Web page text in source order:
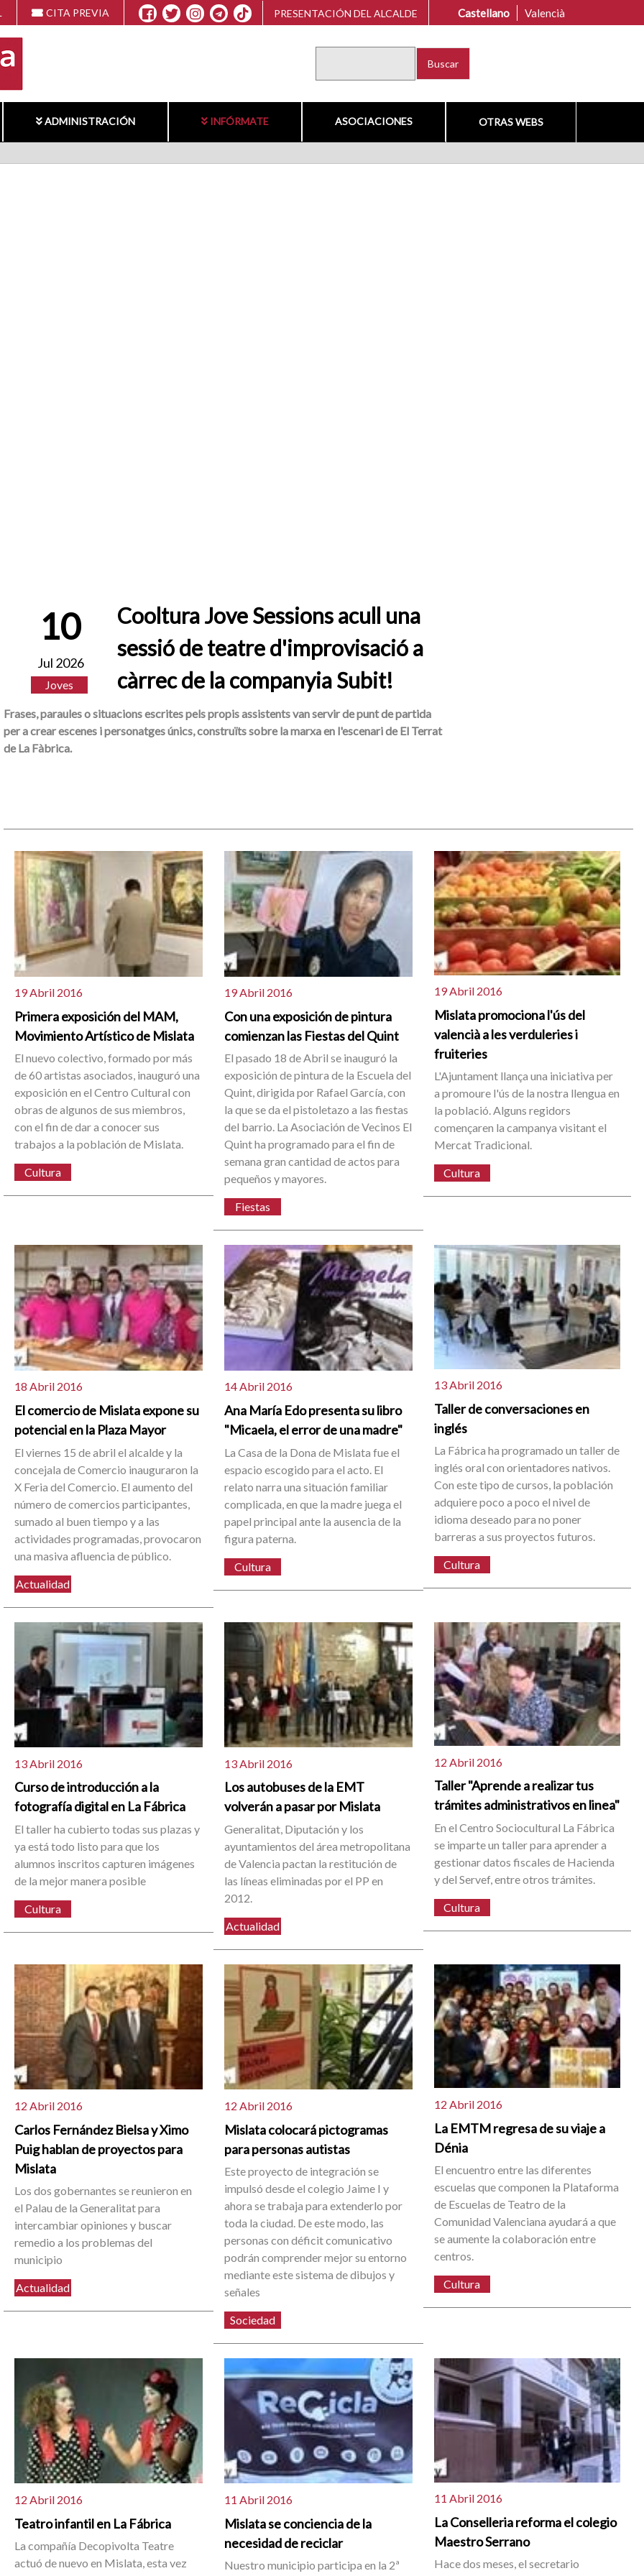
CITA PREVIA PRESENTACIÓN DEL ALCALDE Castellano Valencià
ADMINISTRACIÓN INFÓRMATE ASOCIACIONES OTRAS WEBS
10
Jul 2026
Joves
Cooltura Jove Sessions acull una
sessió de teatre d'improvisació a
càrrec de la companyia Subit!
Frases, paraules o situacions escrites pels propis assistents van servir de punt de partida
per a crear escenes i personatges únics, construïts sobre la marxa en l'escenari de El Terrat
de La Fàbrica.
19 Abril 2016
Primera exposición del MAM,
Movimiento Artístico de Mislata
El nuevo colectivo, formado por más
de 60 artistas asociados, inauguró una
exposición en el Centro Cultural con
obras de algunos de sus miembros,
con el fin de dar a conocer sus
trabajos a la población de Mislata.
Cultura
19 Abril 2016
Con una exposición de pintura
comienzan las Fiestas del Quint
El pasado 18 de Abril se inauguró la
exposición de pintura de la Escuela del
Quint, dirigida por Rafael García, con
la que se da el pistoletazo a las fiestas
del barrio. La Asociación de Vecinos El
Quint ha programado para el fin de
semana gran cantidad de actos para
pequeños y mayores.
Fiestas
19 Abril 2016
Mislata promociona l'ús del
valencià a les verduleries i
fruiteries
L'Ajuntament llança una iniciativa per
a promoure l'ús de la nostra llengua en
la població. Alguns regidors
començaren la campanya visitant el
Mercat Tradicional.
Cultura
18 Abril 2016
El comercio de Mislata expone su
potencial en la Plaza Mayor
El viernes 15 de abril el alcalde y la
concejala de Comercio inauguraron la
X Feria del Comercio. El aumento del
número de comercios participantes,
sumado al buen tiempo y a las
actividades programadas, provocaron
una masiva afluencia de público.
Actualidad
14 Abril 2016
Ana María Edo presenta su libro
"Micaela, el error de una madre"
La Casa de la Dona de Mislata fue el
espacio escogido para el acto. El
relato narra una situación familiar
complicada, en que la madre juega el
papel principal ante la ausencia de la
figura paterna.
Cultura
13 Abril 2016
Taller de conversaciones en
inglés
La Fábrica ha programado un taller de
inglés oral con orientadores nativos.
Con este tipo de cursos, la población
adquiere poco a poco el nivel de
idioma deseado para no poner
barreras a sus proyectos futuros.
Cultura
13 Abril 2016
Curso de introducción a la
fotografía digital en La Fábrica
El taller ha cubierto todas sus plazas y
ya está todo listo para que los
alumnos inscritos capturen imágenes
de la mejor manera posible
Cultura
13 Abril 2016
Los autobuses de la EMT
volverán a pasar por Mislata
Generalitat, Diputación y los
ayuntamientos del área metropolitana
de Valencia pactan la restitución de
las líneas eliminadas por el PP en
2012.
Actualidad
12 Abril 2016
Taller "Aprende a realizar tus
trámites administrativos en linea"
En el Centro Sociocultural La Fábrica
se imparte un taller para aprender a
gestionar datos fiscales de Hacienda
y del Servef, entre otros trámites.
Cultura
12 Abril 2016
Carlos Fernández Bielsa y Ximo
Puig hablan de proyectos para
Mislata
Los dos gobernantes se reunieron en
el Palau de la Generalitat para
intercambiar opiniones y buscar
remedio a los problemas del
municipio
Actualidad
12 Abril 2016
Mislata colocará pictogramas
para personas autistas
Este proyecto de integración se
impulsó desde el colegio Jaime I y
ahora se trabaja para extenderlo por
toda la ciudad. De este modo, las
personas con déficit comunicativo
podrán comprender mejor su entorno
mediante este sistema de dibujos y
señales
Sociedad
12 Abril 2016
La EMTM regresa de su viaje a
Dénia
El encuentro entre las diferentes
escuelas que componen la Plataforma
de Escuelas de Teatro de la
Comunidad Valenciana ayudará a que
se aumente la colaboración entre
centros.
Cultura
12 Abril 2016
Teatro infantil en La Fábrica
La compañía Decopivolta Teatre
actuó de nuevo en Mislata, esta vez
11 Abril 2016
Mislata se conciencia de la
necesidad de reciclar
Nuestro municipio participa en la 2ª
11 Abril 2016
La Conselleria reforma el colegio
Maestro Serrano
Hace dos meses, el secretario